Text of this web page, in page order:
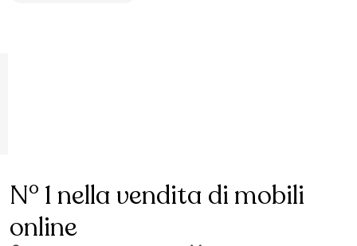
N° 1 nella vendita di mobili
online